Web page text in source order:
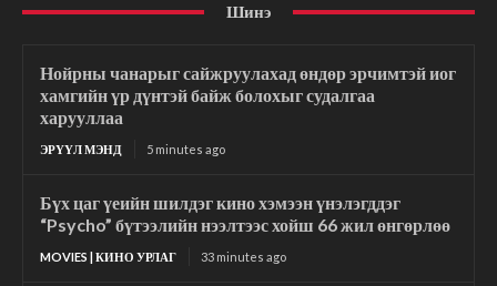
Шинэ
Нойрны чанарыг сайжруулахад өндөр эрчимтэй иог
хамгийн үр дүнтэй байж болохыг судалгаа
харууллаа
ЭРҮҮЛ МЭНД 5 minutes ago
Бүх цаг үеийн шилдэг кино хэмээн үнэлэгддэг
“Psycho” бүтээлийн нээлтээс хойш 66 жил өнгөрлөө
MOVIES | КИНО УРЛАГ 33 minutes ago